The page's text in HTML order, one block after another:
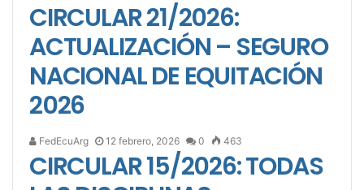
CIRCULAR 21/2026:
ACTUALIZACIÓN – SEGURO
NACIONAL DE EQUITACIÓN
2026
FedEcuArg 12 febrero, 2026 0 463
CIRCULAR 15/2026: TODAS